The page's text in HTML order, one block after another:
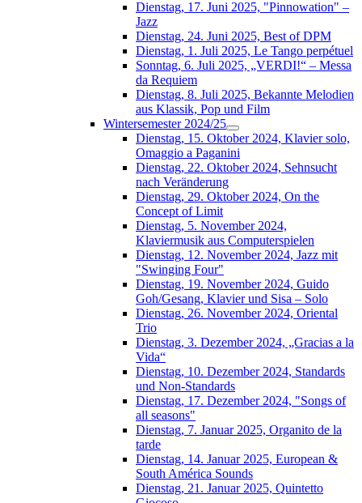
Dienstag, 17. Juni 2025, "Pinnowation" –
Jazz
Dienstag, 24. Juni 2025, Best of DPM
Dienstag, 1. Juli 2025, Le Tango perpétuel
Sonntag, 6. Juli 2025, „VERDI!“ – Messa
da Requiem
Dienstag, 8. Juli 2025, Bekannte Melodien
aus Klassik, Pop und Film
Wintersemester 2024/25
Dienstag, 15. Oktober 2024, Klavier solo,
Omaggio a Paganini
Dienstag, 22. Oktober 2024, Sehnsucht
nach Veränderung
Dienstag, 29. Oktober 2024, On the
Concept of Limit
Dienstag, 5. November 2024,
Klaviermusik aus Computerspielen
Dienstag, 12. November 2024, Jazz mit
"Swinging Four"
Dienstag, 19. November 2024, Guido
Goh/Gesang, Klavier und Sisa – Solo
Dienstag, 26. November 2024, Oriental
Trio
Dienstag, 3. Dezember 2024, „Gracias a la
Vida“
Dienstag, 10. Dezember 2024, Standards
und Non-Standards
Dienstag, 17. Dezember 2024, "Songs of
all seasons"
Dienstag, 7. Januar 2025, Organito de la
tarde
Dienstag, 14. Januar 2025, European &
South América Sounds
Dienstag, 21. Januar 2025, Quintetto